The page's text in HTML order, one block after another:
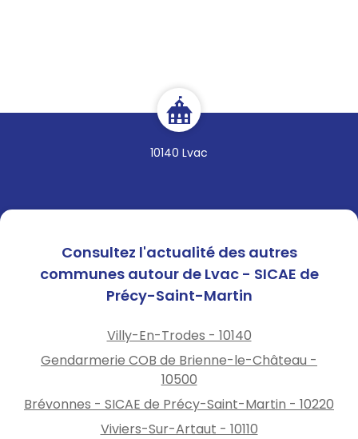
10140 Lvac
Consultez l'actualité des autres
communes autour de Lvac - SICAE de
Précy-Saint-Martin
Villy-En-Trodes - 10140
Gendarmerie COB de Brienne-le-Château -
10500
Brévonnes - SICAE de Précy-Saint-Martin - 10220
Viviers-Sur-Artaut - 10110